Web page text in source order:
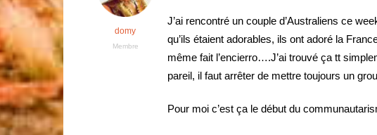
domy
Membre
J’ai rencontré un couple d’Australiens ce
qu’ils étaient adorables, ils ont adoré la
même fait l’encierro….J’ai trouvé ça tt
pareil, il faut arrêter de mettre toujours un
Pour moi c’est ça le début du